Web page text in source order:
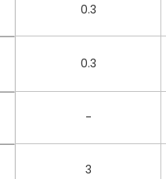
0.3
0.3
-
3